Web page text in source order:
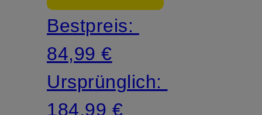
Bestpreis:
84,99 €
Ursprünglich:
184,99 €